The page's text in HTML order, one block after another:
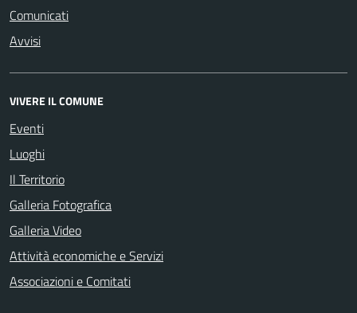
Comunicati
Avvisi
VIVERE IL COMUNE
Eventi
Luoghi
Il Territorio
Galleria Fotografica
Galleria Video
Attività economiche e Servizi
Associazioni e Comitati